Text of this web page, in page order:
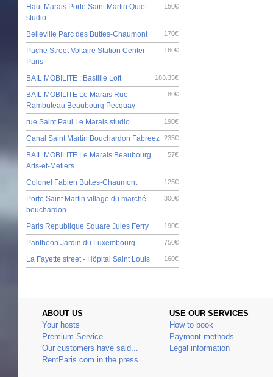
150€
Haut Marais Porte Saint Martin Quiet
studio
170€
Belleville Parc des Buttes-Chaumont
160€
Pache Street Voltaire Station Center
Paris
183.35€
BAIL MOBILITE : Bastille Loft
80€
BAIL MOBILITE Le Marais Rue
Rambuteau Beaubourg Pecquay
190€
rue Saint Paul Le Marais studio
235€
Canal Saint Martin Bouchardon Fabreez
57€
BAIL MOBILITE Le Marais Beaubourg
Arts-et-Metiers
125€
Colonel Fabien Buttes-Chaumont
300€
Porte Saint Martin village du marché
bouchardon
190€
Paris Republique Square Jules Ferry
750€
Pantheon Jardin du Luxembourg
160€
La Fayette street - Hôpital Saint Louis
ABOUT US
Your hosts
Premium Service
Our customers have said...
RentParis.com in the press
USE OUR SERVICES
How to book
Payment methods
Legal information